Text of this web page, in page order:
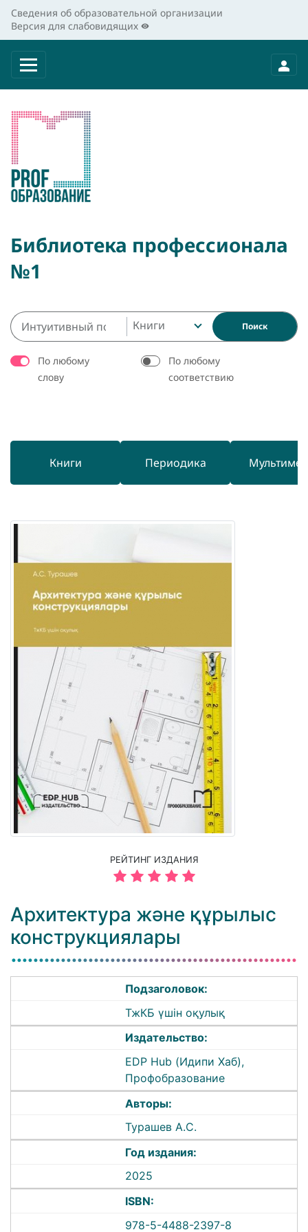
Сведения об образовательной организации
Версия для слабовидящих
Библиотека профессионала
№1
Книги Поиск
По любому
слову
По любому
соответствию
Книги Периодика
РЕЙТИНГ ИЗДАНИЯ
Архитектура және құрылыс
конструкциялары
Подзаголовок:
ТжКБ үшін оқулық
Издательство:
EDP Hub (Идипи Хаб),
Профобразование
Авторы:
Турашев А.С.
Год издания:
2025
ISBN:
978-5-4488-2397-8